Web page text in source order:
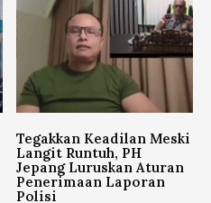
Tegakkan Keadilan Meski
Langit Runtuh, PH
Jepang Luruskan Aturan
Penerimaan Laporan
Polisi